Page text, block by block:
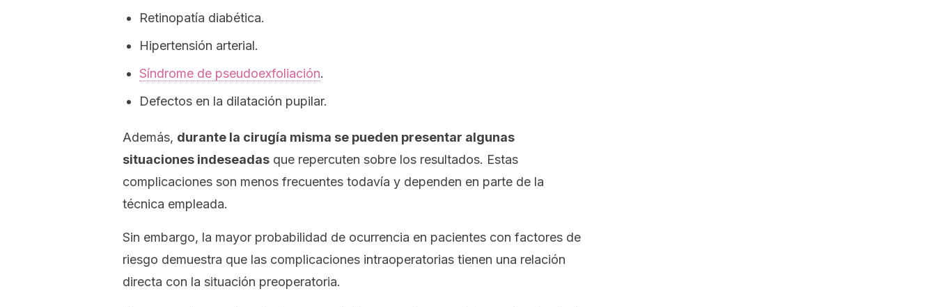
Retinopatía diabética.
Hipertensión arterial.
Síndrome de pseudoexfoliación.
Defectos en la dilatación pupilar.
Además, durante la cirugía misma se pueden presentar algunas
situaciones indeseadas que repercuten sobre los resultados. Estas
complicaciones son menos frecuentes todavía y dependen en parte de la
técnica empleada.
Sin embargo, la mayor probabilidad de ocurrencia en pacientes con factores de
riesgo demuestra que las complicaciones intraoperatorias tienen una relación
directa con la situación preoperatoria.